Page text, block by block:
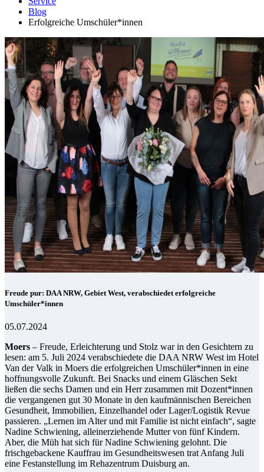
Blog
Erfolgreiche Umschüler*innen
Freude pur: DAA NRW, Gebiet West, verabschiedet erfolgreiche
Umschüler*innen
05.07.2024
Moers – Freude, Erleichterung und Stolz war in den Gesichtern zu
lesen: am 5. Juli 2024 verabschiedete die DAA NRW West im Hotel
Van der Valk in Moers die erfolgreichen Umschüler*innen in eine
hoffnungsvolle Zukunft. Bei Snacks und einem Gläschen Sekt
ließen die sechs Damen und ein Herr zusammen mit Dozent*innen
die vergangenen gut 30 Monate in den kaufmännischen Bereichen
Gesundheit, Immobilien, Einzelhandel oder Lager/Logistik Revue
passieren. „Lernen im Alter und mit Familie ist nicht einfach“, sagte
Nadine Schwiening, alleinerziehende Mutter von fünf Kindern.
Aber, die Müh hat sich für Nadine Schwiening gelohnt. Die
frischgebackene Kauffrau im Gesundheitswesen trat Anfang Juli
eine Festanstellung im Rehazentrum Duisburg an.